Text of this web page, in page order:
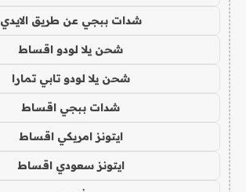
شدات ببجي عن طريق الايدي
شحن يلا لودو اقساط
شحن يلا لودو تابي تمارا
شدات ببجي اقساط
ايتونز امريكي اقساط
ايتونز سعودي اقساط